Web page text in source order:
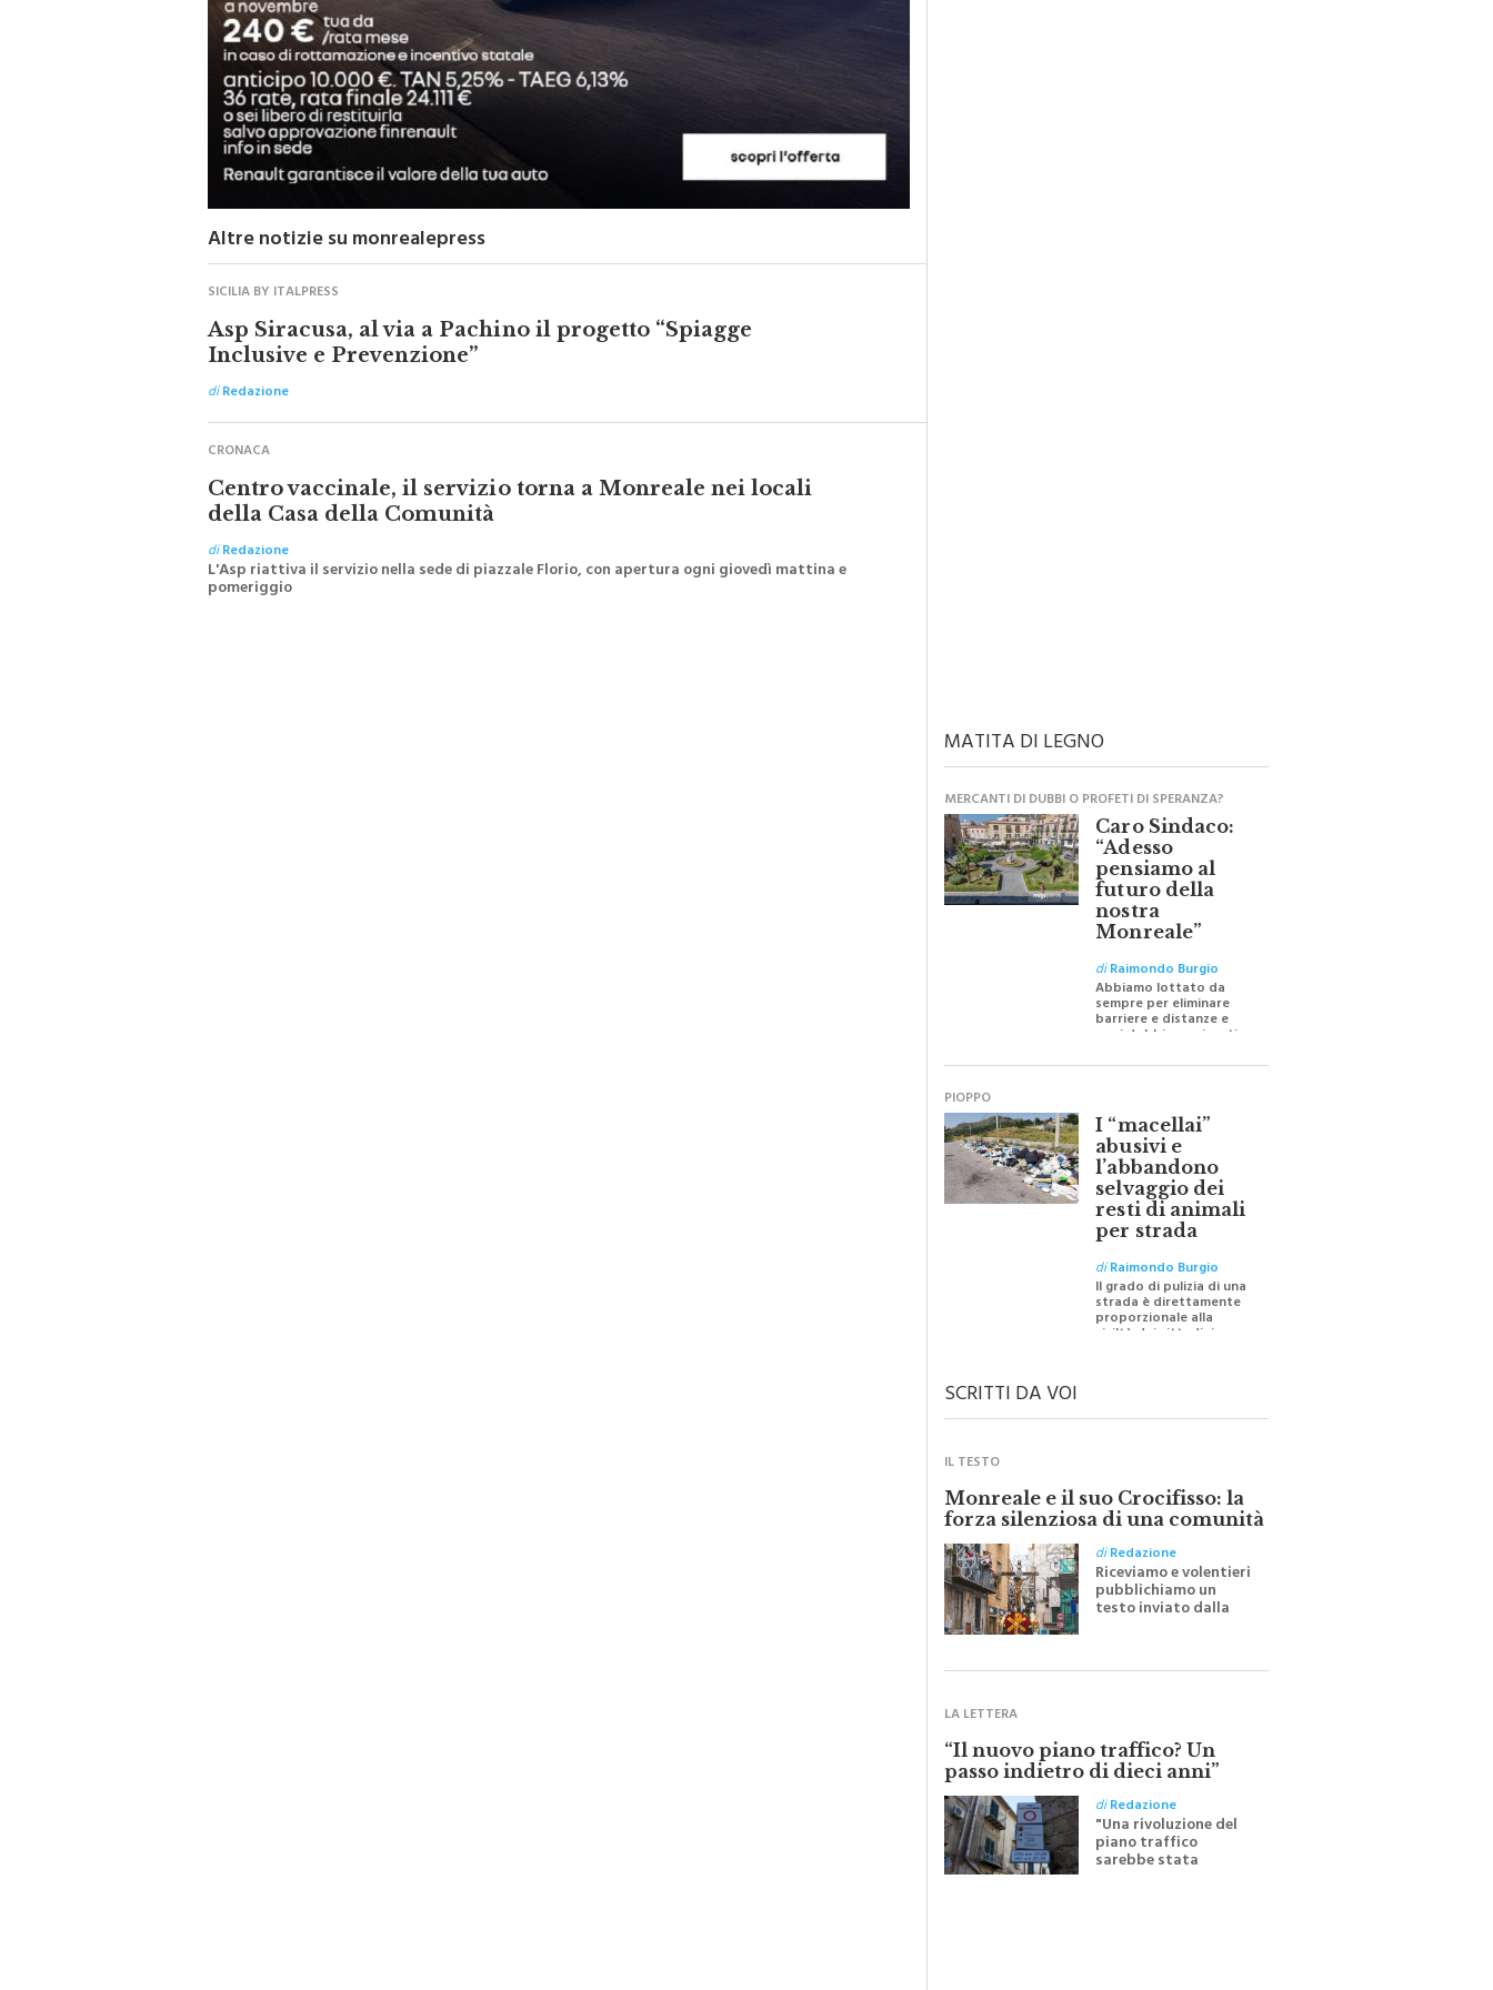
Altre notizie su monrealepress
SICILIA BY ITALPRESS
Asp Siracusa, al via a Pachino il progetto “Spiagge
Inclusive e Prevenzione”
diRedazione
CRONACA
Centro vaccinale, il servizio torna a Monreale nei locali
della Casa della Comunità
diRedazione
L'Asp riattiva il servizio nella sede di piazzale Florio, con apertura ogni giovedì mattina e
pomeriggio
MATITA DI LEGNO
MERCANTI DI DUBBI O PROFETI DI SPERANZA?
Caro Sindaco:
“Adesso
pensiamo al
futuro della
nostra
Monreale”
diRaimondo Burgio
Abbiamo lottato da
sempre per eliminare
barriere e distanze e
oggi dobbiamo ripartire
PIOPPO
I “macellai”
abusivi e
l’abbandono
selvaggio dei
resti di animali
per strada
diRaimondo Burgio
Il grado di pulizia di una
strada è direttamente
proporzionale alla
civiltà dei cittadini
SCRITTI DA VOI
IL TESTO
Monreale e il suo Crocifisso: la
forza silenziosa di una comunità
diRedazione
Riceviamo e volentieri
pubblichiamo un
testo inviato dalla
all'indomani della
Festa del Santissimo
LA LETTERA
“Il nuovo piano traffico? Un
passo indietro di dieci anni”
diRedazione
"Una rivoluzione del
piano traffico
sarebbe stata